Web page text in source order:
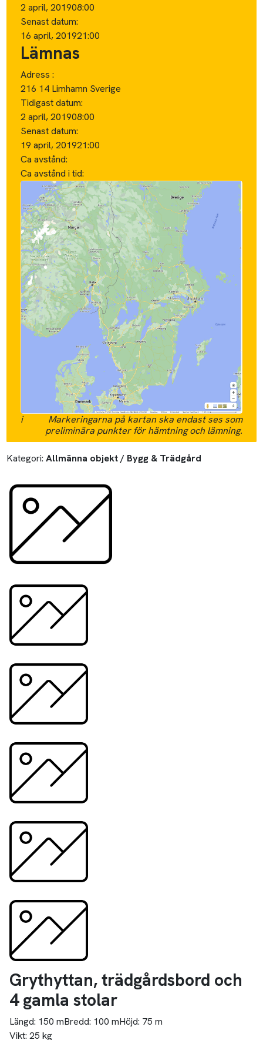
2 april, 201908:00
Senast datum:
16 april, 201921:00
Lämnas
Adress :
216 14 Limhamn Sverige
Tidigast datum:
2 april, 201908:00
Senast datum:
19 april, 201921:00
Ca avstånd:
Ca avstånd i tid:
i
Markeringarna på kartan ska endast ses som
preliminära punkter för hämtning och lämning.
Kategori: Allmänna objekt / Bygg & Trädgård
Grythyttan, trädgårdsbord och
4 gamla stolar
Längd: 150 mBredd: 100 mHöjd: 75 m
Vikt: 25 kg